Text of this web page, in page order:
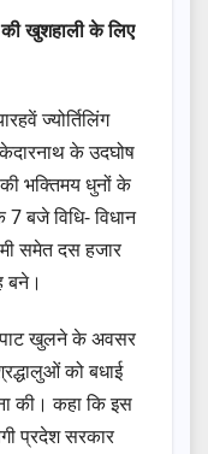
खुशहाली के लिए
ज्योर्तिलिंग
के उदघोष
भक्तिमय धुनों के
बजे विधि- विधान
समेत दस हजार
बने।
खुलने के अवसर
को बधाई
की। कहा कि इस
प्रदेश सरकार